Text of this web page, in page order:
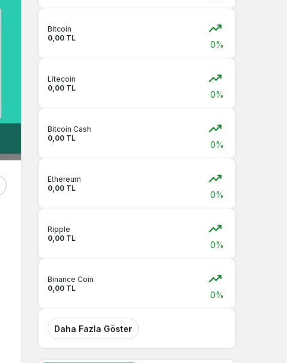
Bitcoin
0,00 TL
0%
Litecoin
0,00 TL
0%
Bitcoin Cash
0,00 TL
0%
Ethereum
0,00 TL
0%
Ripple
0,00 TL
0%
Binance Coin
0,00 TL
0%
Daha Fazla Göster